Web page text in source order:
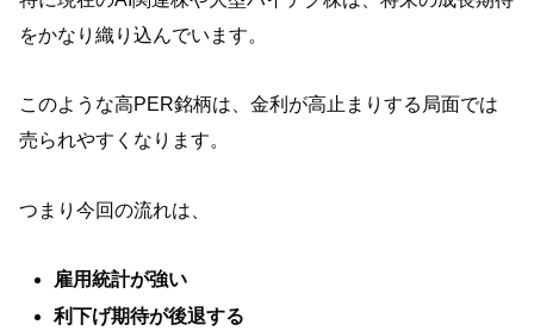
をかなり織り込んでいます。
このような高PER銘柄は、金利が高止まりする局面では
売られやすくなります。
つまり今回の流れは、
雇用統計が強い
利下げ期待が後退する